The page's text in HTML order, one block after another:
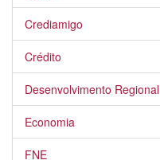
Crediamigo
Crédito
Desenvolvimento Regional
Economia
FNE